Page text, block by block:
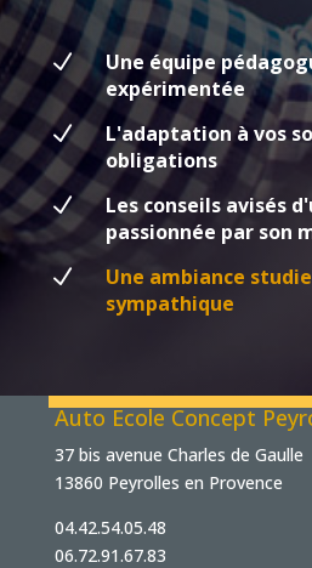
N
Une équipe
expérimentée
N
L'adaptation à vos
obligations
N
Les conseils avisés
passionnée par son
N
Une ambiance
sympathique
Auto Ecole Concept
37 bis avenue Charles de Gaulle
13860 Peyrolles en Provence
04.42.54.05.48
06.72.91.67.83